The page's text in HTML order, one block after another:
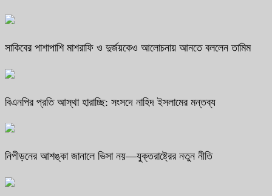
সাকিবের পাশাপাশি মাশরাফি ও দুর্জয়কেও আলোচনায় আনতে বললেন তামিম
বিএনপির প্রতি আস্থা হারাচ্ছি: সংসদে নাহিদ ইসলামের মন্তব্য
নিপীড়নের আশঙ্কা জানালে ভিসা নয়—যুক্তরাষ্ট্রের নতুন নীতি